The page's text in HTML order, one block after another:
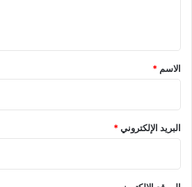
*
الاسم *
البريد الإلكتروني*